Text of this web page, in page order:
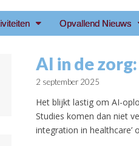
Opvallend Nieuws
AI in de
2 september 2025
Het blijkt lastig om AI-
Studies komen dan niet
integration in healthcare’